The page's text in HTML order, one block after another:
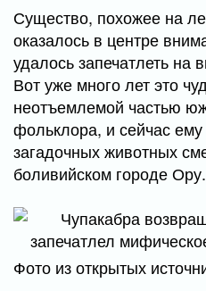
Существо, похожее на
оказалось в центре
удалось запечатлеть на
Вот уже много лет это
неотъемлемой частью
фольклора, и сейчас
загадочных животных
боливийском городе Ору.
Фото из открытых